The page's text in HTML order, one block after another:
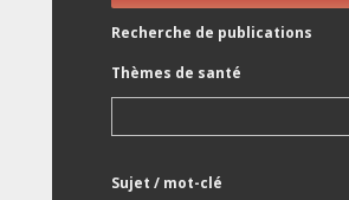
Recherche de publications
Thèmes de santé
Sujet / mot-clé